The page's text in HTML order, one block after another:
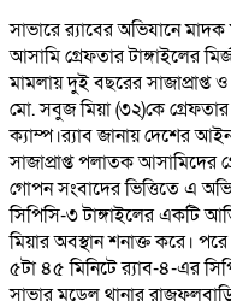
সাভারে র‌্যাবের অভিযানে
আসামি গ্রেফতার টাঙ্গাইলের
মামলায় দুই বছরের সাজাপ্রাপ্ত
মো. সবুজ মিয়া (৩২)কে
ক্যাম্প।র‌্যাব জানায় দেশের
সাজাপ্রাপ্ত পলাতক আসামিদের
গোপন সংবাদের ভিত্তিতে এ
সিপিসি-৩ টাঙ্গাইলের একটি
মিয়ার অবস্থান শনাক্ত করে।
৫টা ৪৫ মিনিটে র‌্যাব-৪-এর
সাভার মডেল থানার